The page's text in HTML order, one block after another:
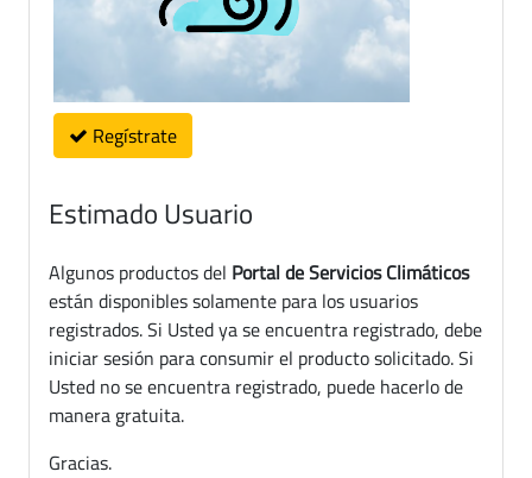
Regístrate
Estimado Usuario
Algunos productos del Portal de Servicios Climáticos
están disponibles solamente para los usuarios
registrados. Si Usted ya se encuentra registrado, debe
iniciar sesión para consumir el producto solicitado. Si
Usted no se encuentra registrado, puede hacerlo de
manera gratuita.
Gracias.